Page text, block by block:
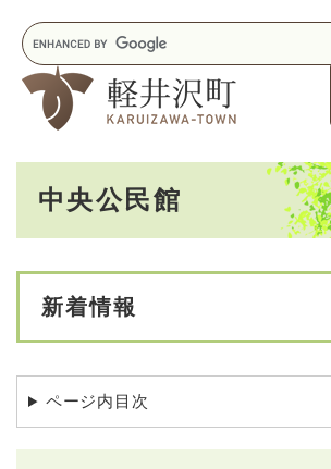
キ
ー
ワ
中央公民館
新着情報
ページ内目次